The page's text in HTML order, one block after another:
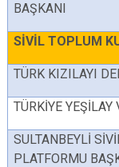
BAŞKANI
SİVİL TOPLUM
TÜRK KIZILAYI
TÜRKİYE
SULTANBEYLİ
PLATFORMU